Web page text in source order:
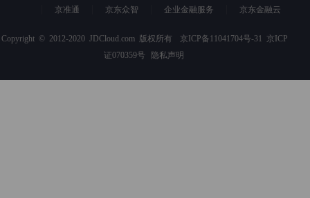
京准通
京东众智 企业金融服务 京东金融云
Copyright © 2012-2020 JDCloud.com 版权所有 京ICP备11041704号-31 京ICP
证070359号
隐私声明